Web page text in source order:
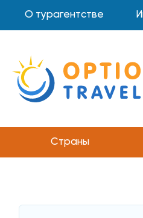
О турагентстве
Страны